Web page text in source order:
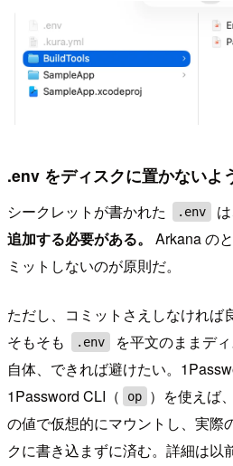
.env をディスクに置かないよ
シークレットが書かれた .env は
追加する必要がある。
Arkana の
ミットしないのが原則だ。
ただし、コミットさえしなければ
そもそも
.env
を平文のままデ
自体、できれば避けたい。
1Password CLI（
op ）を使えば、
の値で仮想的にマウントし、実際
クに書き込まずに済む。詳細は以